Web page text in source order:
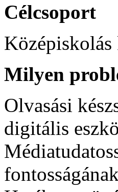
Célcsoport
Milyen
Olvasási
digitális